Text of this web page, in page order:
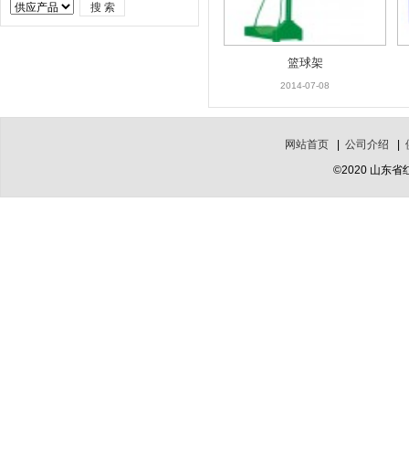
篮球架
2014-07-08
网站首页 公司介绍
©2020 山东省